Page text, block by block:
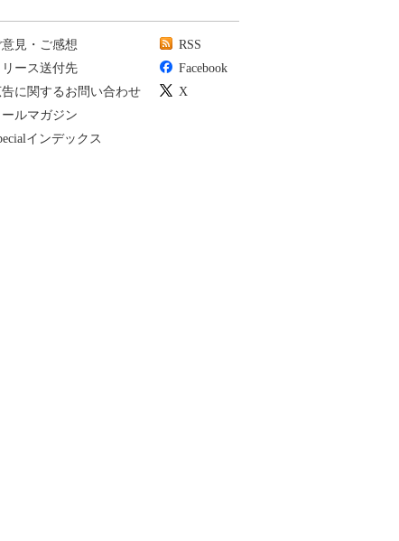
意見・ご感想
リース送付先
告に関するお問い合わせ
ールマガジン
インデックス
RSS
Facebook
X